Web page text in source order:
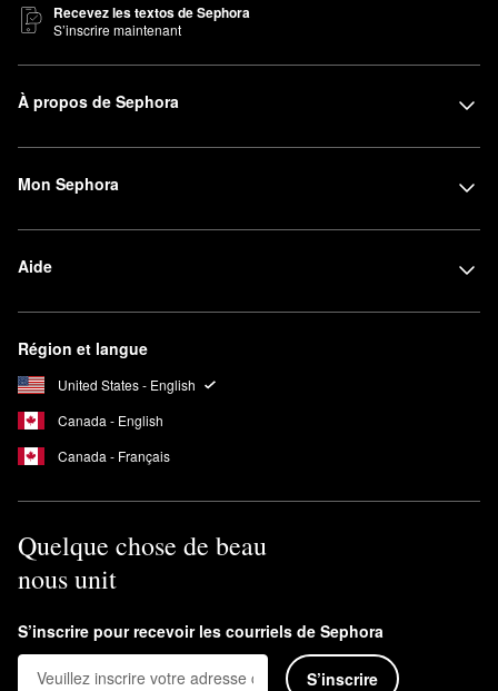
Recevez les textos de Sephora
S’inscrire maintenant
À propos de Sephora
Mon Sephora
Aide
Région et langue
United States - English
Canada - English
Canada - Français
Quelque chose de beau
nous unit
S’inscrire pour recevoir les courriels de Sephora
S’inscrire